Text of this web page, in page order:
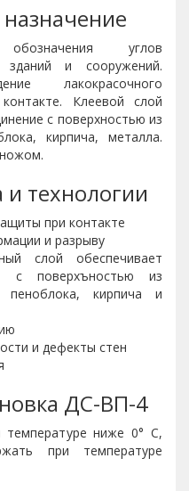
углов
зданий и сооружений.
лакокрасочного
Клеевой слой
с поверхностью из
кирпича, металла.
технологии
при контакте
и разрыву
слой обеспечивает
с поверхъностью из
пеноблока, кирпича и
и дефекты стен
ДС-ВП-4
температуре ниже 0° С,
при температуре